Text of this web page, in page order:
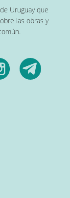
Uruguay que
las obras y